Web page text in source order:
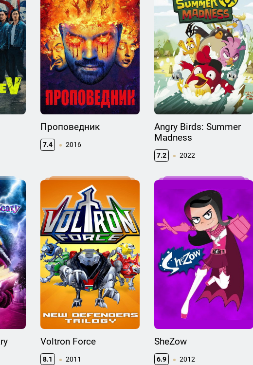
Проповедник
7.4 2016
Angry Birds: Summer
Madness
7.2 2022
Voltron Force
8.1 2011
SheZow
6.9 2012